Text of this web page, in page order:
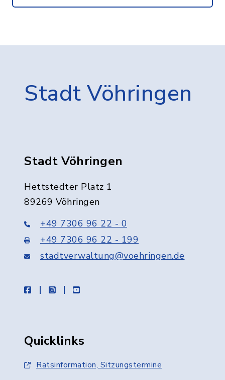
Stadt Vöhringen
Stadt Vöhringen
Hettstedter Platz 1
89269 Vöhringen
+49 7306 96 22 - 0
+49 7306 96 22 - 199
stadtverwaltung@voehringen.de
facebookinstagramyoutube
Quicklinks
Ratsinformation, Sitzungstermine